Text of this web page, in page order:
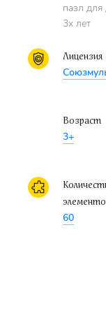
пазл для
3х лет
Лицензия
Возраст
3+
60